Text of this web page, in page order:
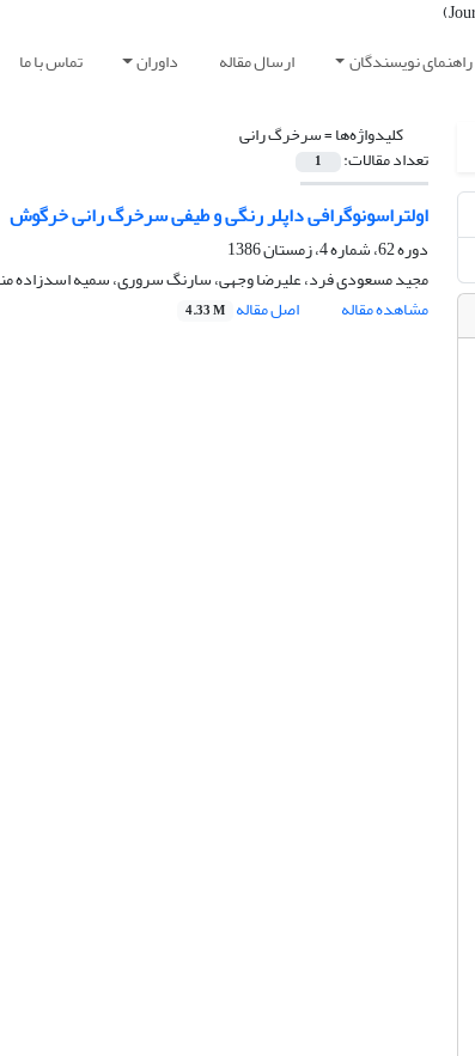
راهنمای نویسندگان ارسال مقاله داوران تماس با ما
کلیدواژه‌ها =سرخرگ رانی
تعداد مقالات: 1
اولتراسونوگرافی داپلر رنگی و طیفی سرخرگ رانی خرگوش
دوره 62، شماره 4، زمستان 1386
مجید مسعودی فرد، علیرضا وجهی، سارنگ سروری، سمیه اسدزاده
مشاهده مقاله
اصل مقاله 4.33 M